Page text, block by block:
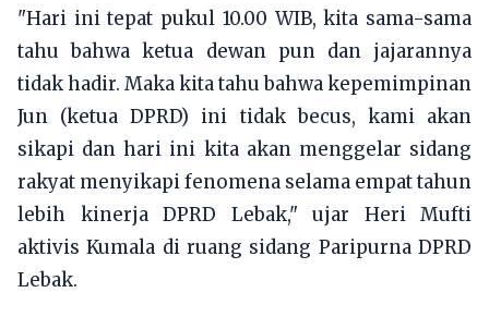
"Hari ini tepat pukul 10.00 WIB, kita sama-sama
tahu bahwa ketua dewan pun dan jajarannya
tidak hadir. Maka kita tahu bahwa kepemimpinan
Jun (ketua DPRD) ini tidak becus, kami akan
sikapi dan hari ini kita akan menggelar sidang
rakyat menyikapi fenomena selama empat tahun
lebih kinerja DPRD Lebak," ujar Heri Mufti
aktivis Kumala di ruang sidang Paripurna DPRD
Lebak.